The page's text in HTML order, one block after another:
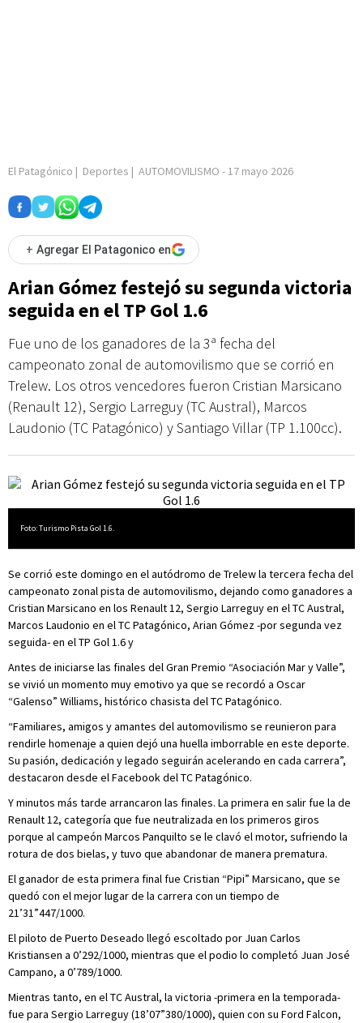
El Patagónico | Deportes | AUTOMOVILISMO - 17 mayo 2026
+ Agregar El Patagonico en
Arian Gómez festejó su segunda victoria
seguida en el TP Gol 1.6
Fue uno de los ganadores de la 3ª fecha del
campeonato zonal de automovilismo que se corrió en
Trelew. Los otros vencedores fueron Cristian Marsicano
(Renault 12), Sergio Larreguy (TC Austral), Marcos
Laudonio (TC Patagónico) y Santiago Villar (TP 1.100cc).
Foto: Turismo Pista Gol 1.6.
Se corrió este domingo en el autódromo de Trelew la tercera fecha del
campeonato zonal pista de automovilismo, dejando como ganadores a
Cristian Marsicano en los Renault 12, Sergio Larreguy en el TC Austral,
Marcos Laudonio en el TC Patagónico, Arian Gómez -por segunda vez
seguida- en el TP Gol 1.6 y
Antes de iniciarse las finales del Gran Premio “Asociación Mar y Valle”,
se vivió un momento muy emotivo ya que se recordó a Oscar
“Galenso” Williams, histórico chasista del TC Patagónico.
“Familiares, amigos y amantes del automovilismo se reunieron para
rendirle homenaje a quien dejó una huella imborrable en este deporte.
Su pasión, dedicación y legado seguirán acelerando en cada carrera”,
destacaron desde el Facebook del TC Patagónico.
Y minutos más tarde arrancaron las finales. La primera en salir fue la de
Renault 12, categoría que fue neutralizada en los primeros giros
porque al campeón Marcos Panquilto se le clavó el motor, sufriendo la
rotura de dos bielas, y tuvo que abandonar de manera prematura.
El ganador de esta primera final fue Cristian “Pipi” Marsicano, que se
quedó con el mejor lugar de la carrera con un tiempo de
21’31”447/1000.
El piloto de Puerto Deseado llegó escoltado por Juan Carlos
Kristiansen a 0’292/1000, mientras que el podio lo completó Juan José
Campano, a 0’789/1000.
Mientras tanto, en el TC Austral, la victoria -primera en la temporada-
fue para Sergio Larreguy (18’07”380/1000), quien con su Ford Falcon,